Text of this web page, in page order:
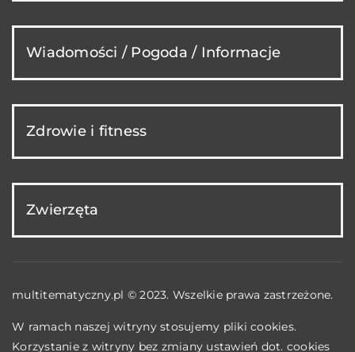
Wiadomości / Pogoda / Informacje
Zdrowie i fitness
Zwierzęta
multitematyczny.pl © 2023. Wszelkie prawa zastrzeżone.
W ramach naszej witryny stosujemy pliki cookies.
Korzystanie z witryny bez zmiany ustawień dot. cookies